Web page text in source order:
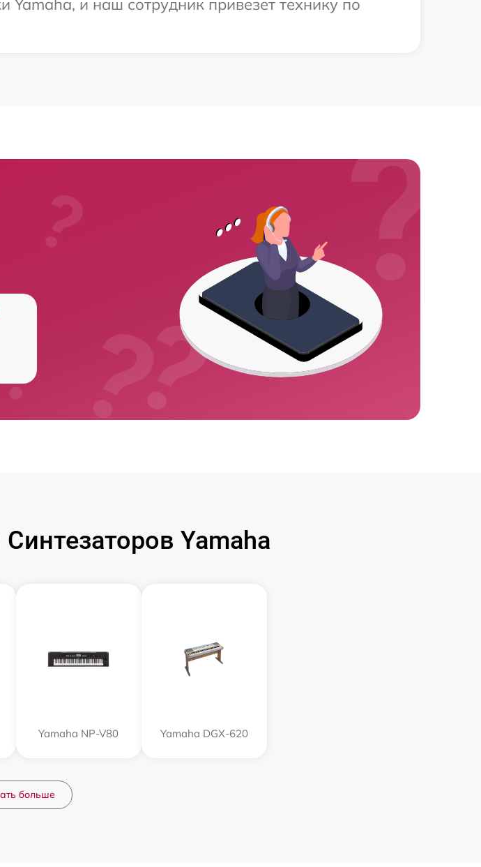
и наш сотрудник привезет технику по
Yamaha
Yamaha NP-V80 Yamaha DGX-620
больше